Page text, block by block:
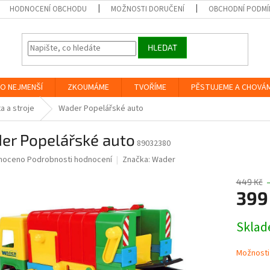
HODNOCENÍ OBCHODU MOŽNOSTI DORUČENÍ OBCHODNÍ
HLEDAT
NEJMENŠÍ ZKOUMÁME TVOŘÍME PĚSTUJEME A
a stroje Wader Popelářské auto
Popelářské auto 89032380
Podrobnosti hodnocení Značka: Wader
449 Kč
cena: